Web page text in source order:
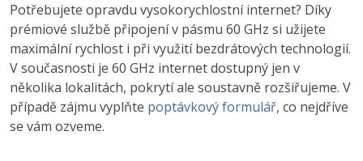
Potřebujete opravdu vysokorychlostní internet? Díky
prémiové službě připojení v pásmu 60 GHz si užijete
maximální rychlost i při využití bezdrátových technologií.
V současnosti je 60 GHz internet dostupný jen v
několika lokalitách, pokrytí ale soustavně rozšiřujeme. V
případě zájmu vyplňte poptávkový formulář, co nejdříve
se vám ozveme.